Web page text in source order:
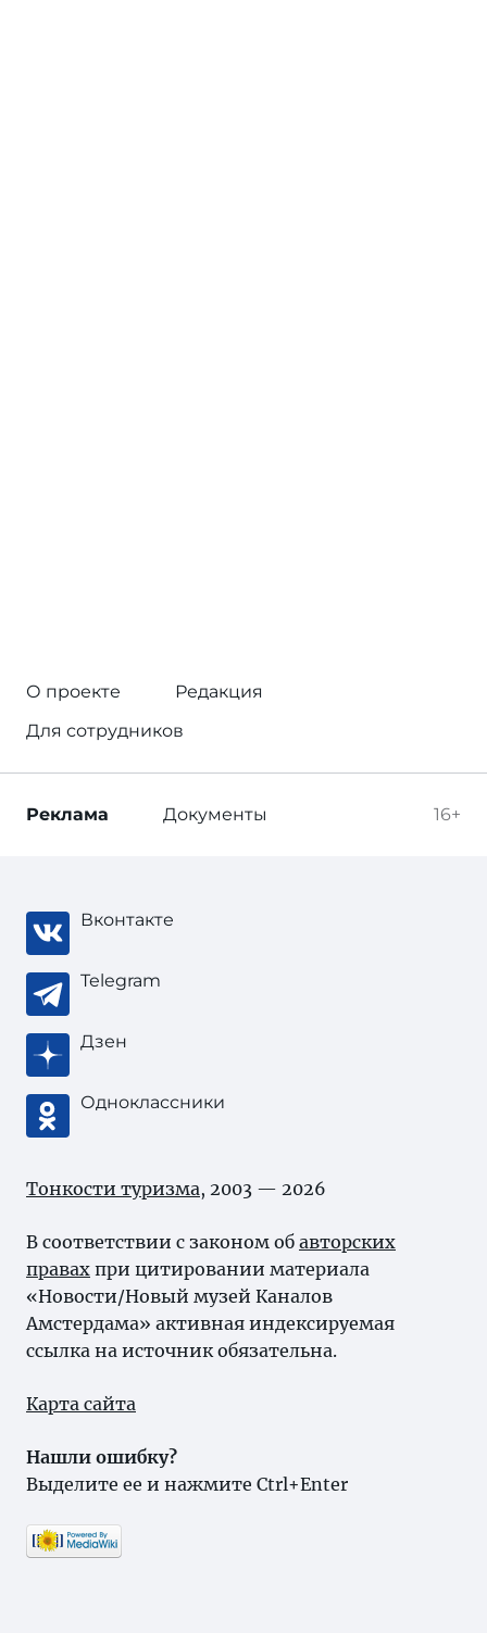
О проекте
Редакция
Для сотрудников
16+
Реклама Документы
Вконтакте
Telegram
Дзен
Одноклассники
Тонкости туризма, 2003 — 2026
В соответствии с законом об авторских
правах при цитировании материала
«Новости/Новый музей Каналов
Амстердама» активная индексируемая
ссылка на источник обязательна.
Карта сайта
Нашли ошибку?
Выделите ее и нажмите Ctrl+Enter